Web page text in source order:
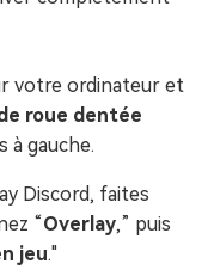
votre ordinateur et
roue dentée
à gauche.
Discord, faites
“Overlay,” puis
jeu."